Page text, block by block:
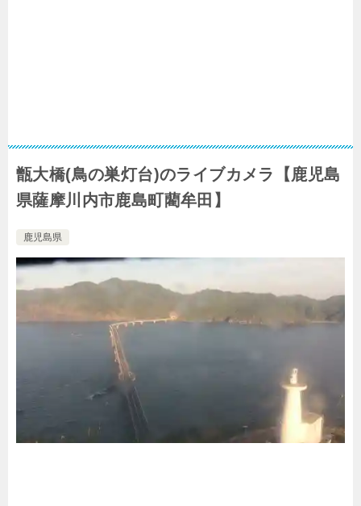
甑大橋(鳥の巣灯台)のライブカメラ【鹿児島
県薩摩川内市鹿島町藺牟田】
鹿児島県